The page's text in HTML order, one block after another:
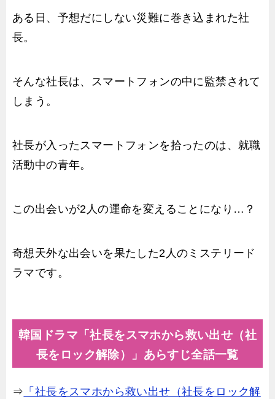
ある日、予想だにしない災難に巻き込まれた社
長。
そんな社長は、スマートフォンの中に監禁されて
しまう。
社長が入ったスマートフォンを拾ったのは、就職
活動中の青年。
この出会いが2人の運命を変えることになり…？
奇想天外な出会いを果たした2人のミステリード
ラマです。
韓国ドラマ「社長をスマホから救い出せ（社
長をロック解除）」あらすじ全話一覧
⇒ 「社長をスマホから救い出せ（社長をロック解